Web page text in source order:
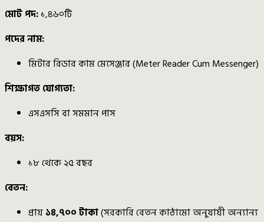
মোট পদ:১,৪৬০টি
পদের নাম:
মিটার রিডার কাম মেসেঞ্জার (Meter Reader Cum Messenger)
শিক্ষাগত যোগ্যতা:
এসএসসি বা সমমান পাস
বয়স:
১৮ থেকে ২৫ বছর
বেতন:
প্রায়১৪,৭০০ টাকা(সরকারি বেতন কাঠামো অনুযায়ী অন্যান্য